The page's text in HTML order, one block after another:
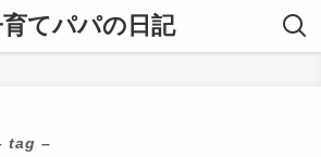
てパパの日記
tag –